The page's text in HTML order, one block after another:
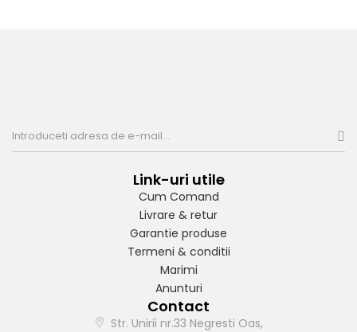
Link-uri utile
Cum Comand
Livrare & retur
Garantie produse
Termeni & conditii
Marimi
Anunturi
Contact
Str. Unirii nr.33 Negresti Oas,